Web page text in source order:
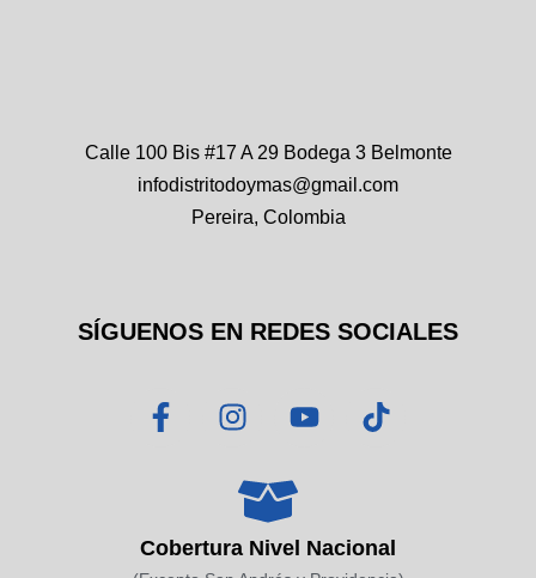
Calle 100 Bis #17 A 29 Bodega 3 Belmonte
infodistritodoymas@gmail.com
Pereira, Colombia
SÍGUENOS EN REDES SOCIALES
F
a
o
I
n
t
a
g
Y
o
b
T
i
k
Cobertura Nivel Nacional